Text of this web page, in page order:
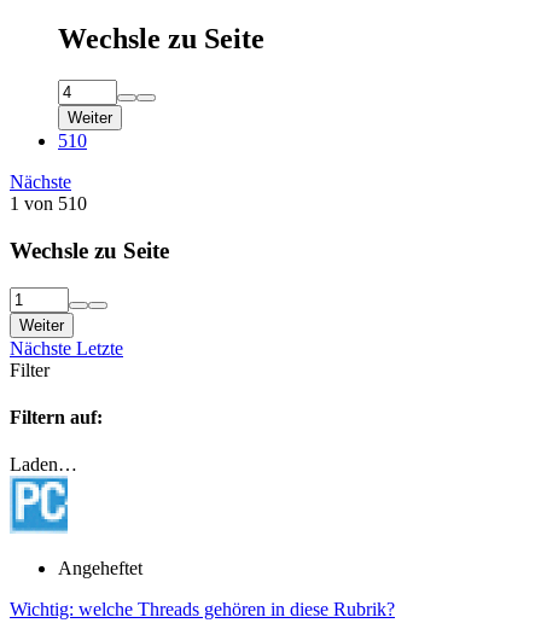
Wechsle zu Seite
Weiter
510
Nächste
1 von 510
Wechsle zu Seite
Weiter
Nächste Letzte
Filter
Filtern auf:
Laden…
Angeheftet
Wichtig: welche Threads gehören in diese Rubrik?